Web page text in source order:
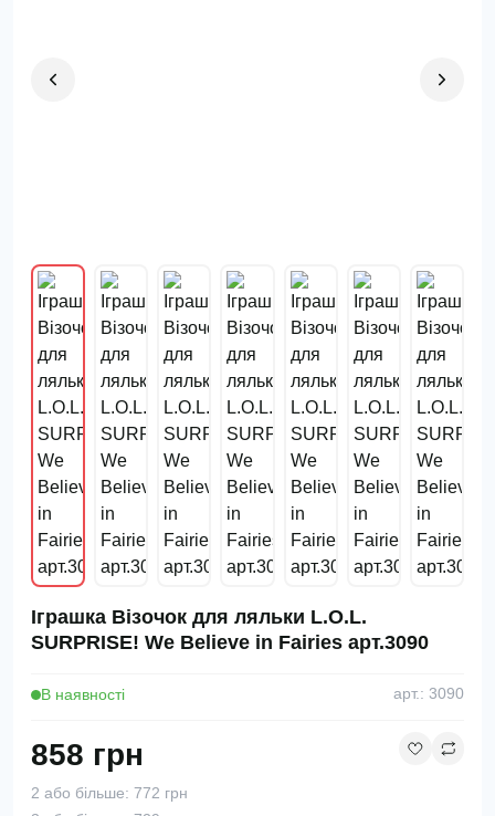
Іграшка Візочок для ляльки L.O.L.
SURPRISE! We Believe in Fairies арт.3090
В наявності арт.: 3090
858 грн
2 або більше: 772 грн